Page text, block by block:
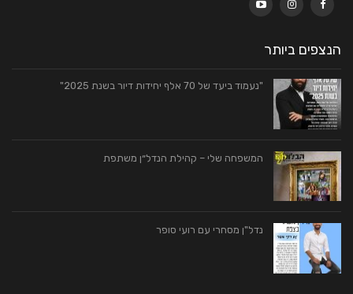
הנצפים ביותר
"נעמוד ביעד של 70 אלף יחידות דיור בשנת 2025"
המשפחה שלי – קהילת הנדל״ן משתפת
נדל"ן מסחרי עם רועי סופר